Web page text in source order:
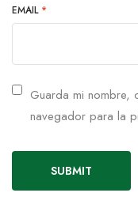
EMAIL *
Guarda mi nombre,
navegador para la